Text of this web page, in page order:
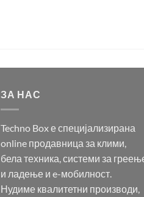
ЗА НАС
Techno Box е специјализирана
online продавница за клими,
бела техника, системи за
и ладење и e-мобилност.
Нудиме квалитетни производи,